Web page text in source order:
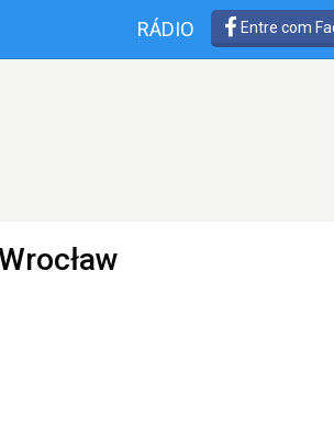
RÁDIO Entre com